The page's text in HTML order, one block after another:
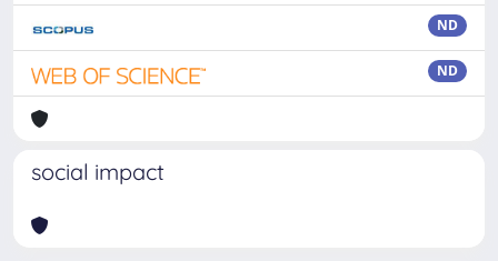
ND
ND
social impact